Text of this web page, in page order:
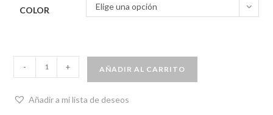
COLOR Elige una opción
- + AÑADIR AL CARRITO
Añadir a mi lista de deseos